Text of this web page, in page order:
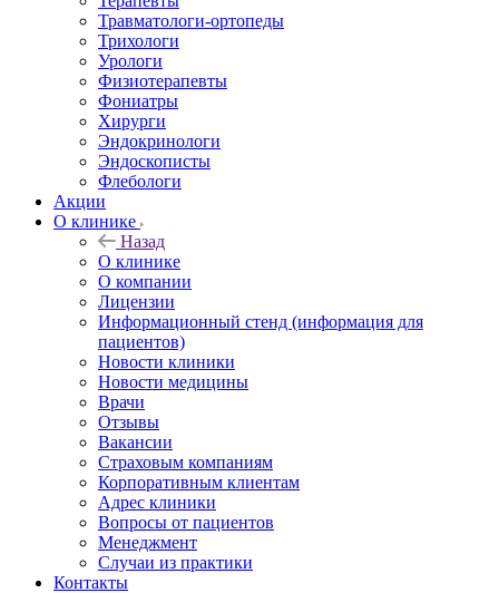
Травматологи-ортопеды
Трихологи
Урологи
Физиотерапевты
Фониатры
Хирурги
Эндокринологи
Эндоскописты
Флебологи
Акции
О клинике
Назад
О клинике
О компании
Лицензии
Информационный стенд (информация для
пациентов)
Новости клиники
Новости медицины
Врачи
Отзывы
Вакансии
Страховым компаниям
Корпоративным клиентам
Адрес клиники
Вопросы от пациентов
Менеджмент
Случаи из практики
Контакты